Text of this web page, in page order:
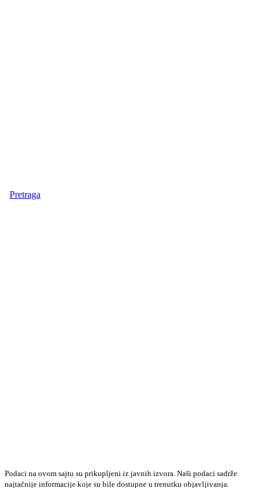
Pretraga
Podaci na ovom sajtu su prikupljeni iz javnih izvora. Naši podaci sadrže
najtačnije informacije koje su bile dostupne u trenutku objavljivanja.